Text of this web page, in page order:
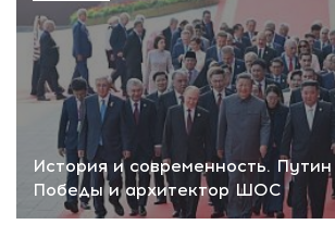
История и современность.
Победы и архитектор ШОС